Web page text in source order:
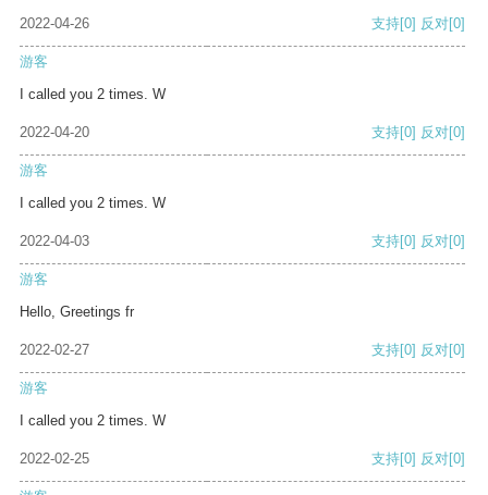
2022-04-26 支持[0] 反对[0]
游客
I called you 2 times. W
2022-04-20 支持[0] 反对[0]
游客
I called you 2 times. W
2022-04-03 支持[0] 反对[0]
游客
Hello, Greetings fr
2022-02-27 支持[0] 反对[0]
游客
I called you 2 times. W
2022-02-25 支持[0] 反对[0]